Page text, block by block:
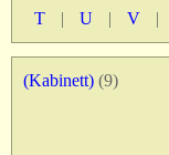
Warenkorb
Ankauf
AGB
T
| U | V |
(Kabinett) (9)